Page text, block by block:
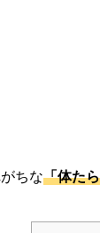
ちな「体た